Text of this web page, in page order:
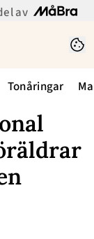
av
Tonåringar